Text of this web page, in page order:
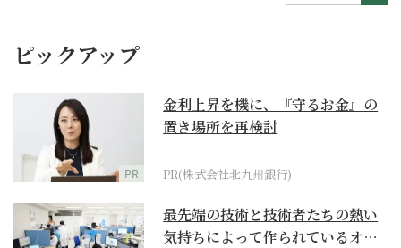
ピックアップ
PR
金利上昇を機に、『守るお金』の
置き場所を再検討
PR(株式会社北九州銀行)
最先端の技術と技術者たちの熱い
気持ちによって作られているオー